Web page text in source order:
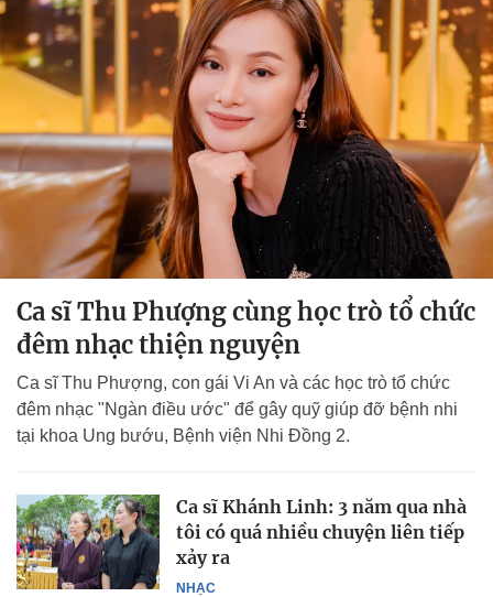
Ca sĩ Thu Phượng cùng học trò tổ chức
đêm nhạc thiện nguyện
Ca sĩ Thu Phượng, con gái Vi An và các học trò tổ chức
đêm nhạc "Ngàn điều ước" để gây quỹ giúp đỡ bệnh nhi
tại khoa Ung bướu, Bệnh viện Nhi Đồng 2.
NHẠC
Ca sĩ Khánh Linh: 3 năm qua nhà
tôi có quá nhiều chuyện liên tiếp
xảy ra